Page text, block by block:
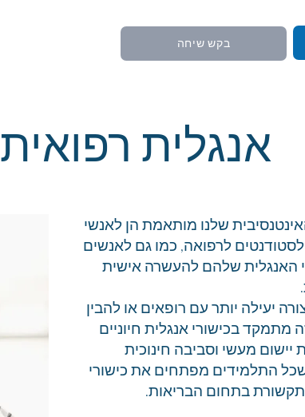
בקש שיחה
אנגלית רפואית
שלנו מותאמת הן לאנשי
לרפואה, כמו גם לאנשים
האנגלית שלהם להעשרה אישית
יעילה יותר עם רופאים או להבין
מתמקד בכישורי אנגלית חיוניים
מעשי וסביבה חינוכית
התלמידים מפתחים את כישורי
בתחום הבריאות.